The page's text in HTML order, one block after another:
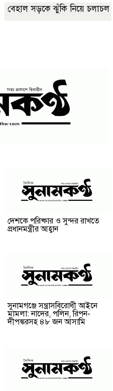
বেহাল সড়কে ঝুঁকি নিয়ে চলাচল
দেশকে পরিষ্কার ও সুন্দর রাখতে
প্রধানমন্ত্রীর আহ্বান
‎সুনামগঞ্জে সন্ত্রাসবিরোধী আইনে
মামলা: নাদের, পলিন, রিপন-
দীপঙ্করসহ ৪৮ জন আসামি